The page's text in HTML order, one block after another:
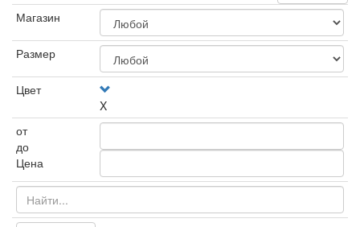
Магазин
Размер
Цвет
X
от
до
Цена